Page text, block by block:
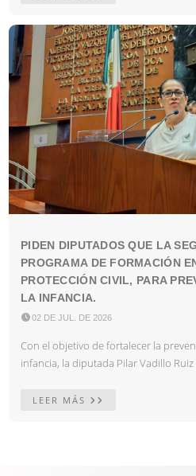
PIDEN DIPUTADOS QUE LA
PROGRAMA DE FORMACIÓN
PROTECCIÓN CIVIL, PARA
LA INFANCIA.
02 DE JUL. DE 2026
Con el objetivo de fortalecer la
infancia, la diputada Pilar Vadillo
LEER MÁS